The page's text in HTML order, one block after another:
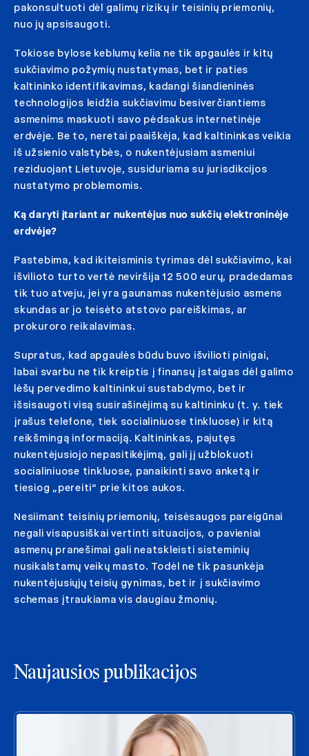
pakonsultuoti dėl galimų rizikų ir teisinių priemonių,
nuo jų apsisaugoti.
Tokiose bylose keblumų kelia ne tik apgaulės ir kitų
sukčiavimo požymių nustatymas, bet ir paties
kaltininko identifikavimas, kadangi šiandieninės
technologijos leidžia sukčiavimu besiverčiantiems
asmenims maskuoti savo pėdsakus internetinėje
erdvėje. Be to, neretai paaiškėja, kad kaltininkas veikia
iš užsienio valstybės, o nukentėjusiam asmeniui
reziduojant Lietuvoje, susiduriama su jurisdikcijos
nustatymo problemomis.
Ką daryti įtariant ar nukentėjus nuo sukčių elektroninėje
erdvėje?
Pastebima, kad ikiteisminis tyrimas dėl sukčiavimo, kai
išvilioto turto vertė neviršija 12 500 eurų, pradedamas
tik tuo atveju, jei yra gaunamas nukentėjusio asmens
skundas ar jo teisėto atstovo pareiškimas, ar
prokuroro reikalavimas.
Supratus, kad apgaulės būdu buvo išvilioti pinigai,
labai svarbu ne tik kreiptis į finansų įstaigas dėl galimo
lėšų pervedimo kaltininkui sustabdymo, bet ir
išsisaugoti visą susirašinėjimą su kaltininku (t. y. tiek
įrašus telefone, tiek socialiniuose tinkluose) ir kitą
reikšmingą informaciją. Kaltininkas, pajutęs
nukentėjusiojo nepasitikėjimą, gali jį užblokuoti
socialiniuose tinkluose, panaikinti savo anketą ir
tiesiog „pereiti“ prie kitos aukos.
Nesiimant teisinių priemonių, teisėsaugos pareigūnai
negali visapusiškai vertinti situacijos, o pavieniai
asmenų pranešimai gali neatskleisti sisteminių
nusikalstamų veikų masto. Todėl ne tik pasunkėja
nukentėjusiųjų teisių gynimas, bet ir į sukčiavimo
schemas įtraukiama vis daugiau žmonių.
Naujausios publikacijos